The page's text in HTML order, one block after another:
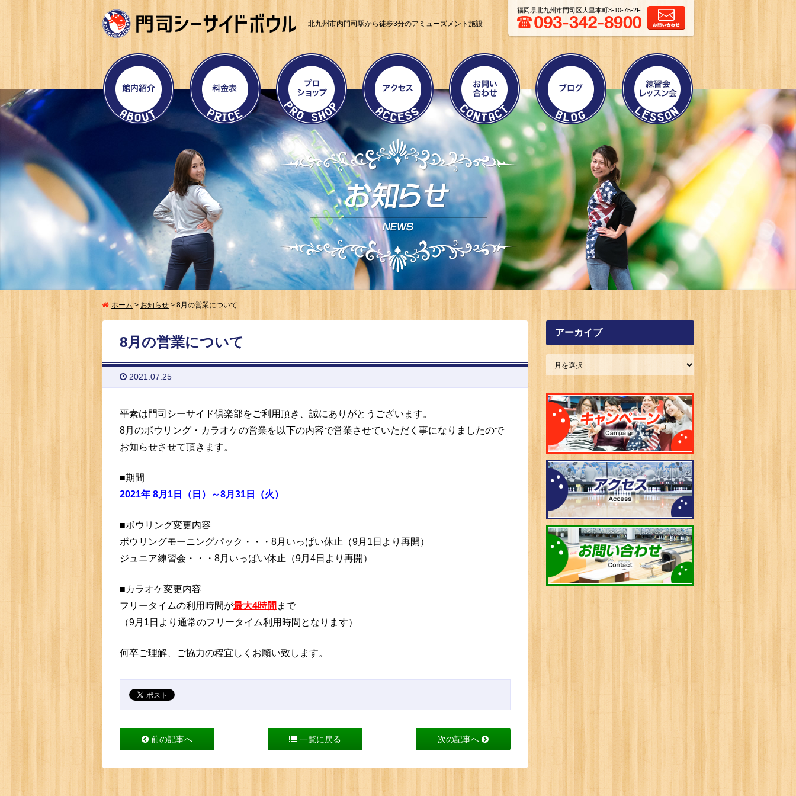
北九州市内門司駅から徒歩3分のアミューズメント施設
福岡県北九州市門司区大里本町3-10-75-2F
ホーム > お知らせ >8月の営業について
8月の営業について
2021.07.25
平素は門司シーサイド倶楽部をご利用頂き、誠にありがとうございます。
8月のボウリング・カラオケの営業を以下の内容で営業させていただく事になりましたので
お知らせさせて頂きます。
■期間
2021年 8月1日（日）～8月31日（火）
■ボウリング変更内容
ボウリングモーニングパック・・・8月いっぱい休止（9月1日より再開）
ジュニア練習会・・・8月いっぱい休止（9月4日より再開）
■カラオケ変更内容
フリータイムの利用時間が最大4時間 まで
（9月1日より通常のフリータイム利用時間となります）
何卒ご理解、ご協力の程宜しくお願い致します。
前の記事へ 次の記事へ
一覧に戻る
アーカイブ